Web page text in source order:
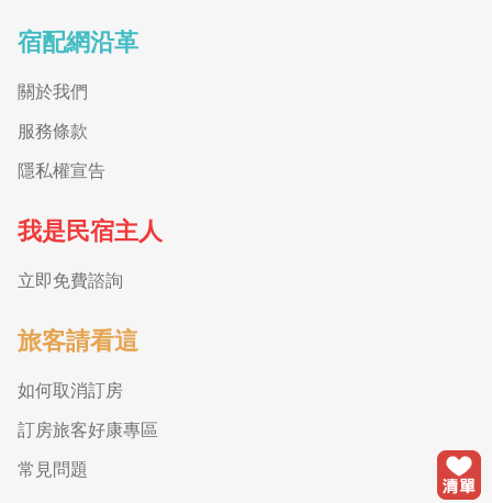
宿配網沿革
關於我們
服務條款
隱私權宣告
我是民宿主人
立即免費諮詢
旅客請看這
如何取消訂房
訂房旅客好康專區
常見問題